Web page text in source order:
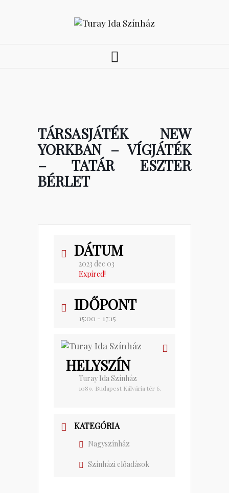
TÁRSASJÁTÉK NEW
YORKBAN – VÍGJÁTÉK
– TATÁR ESZTER
BÉRLET
DÁTUM
2023 dec 03
Expired!
IDŐPONT
15:00 - 17:15
HELYSZÍN
Turay Ida Színház
1089. Budapest Kálvária tér 6.
KATEGÓRIA
Nagyszínház
Színházi előadások